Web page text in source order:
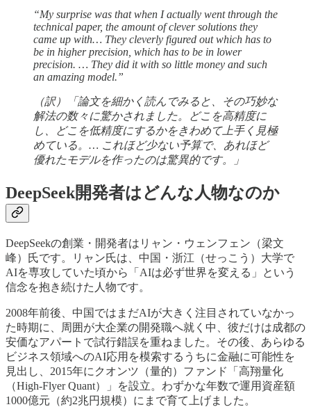
“My surprise was that when I actually went through the
technical paper, the amount of clever solutions they
came up with… They cleverly figured out which has to
be in higher precision, which has to be in lower
precision. … They did it with so little money and such
an amazing model.”
（訳）「論文を細かく読んでみると、その巧妙な
解法の数々に驚かされました。どこを高精度に
し、どこを低精度にするかをきわめて上手く見極
めている。… これほど少ない予算で、あれほど
優れたモデルを作ったのは驚異的です。」
DeepSeek開発者はどんな人物なのか
DeepSeekの創業・開発者はリャン・ウェンフェン（梁文
峰）氏です。リャン氏は、中国・浙江（せっこう）大学で
AIを専攻していた頃から「AIは必ず世界を変える」という
信念を抱き続けた人物です。
2008年前後、中国ではまだAIが大きく注目されていなかっ
た時期に、周囲が大企業の開発職へ就く中、彼だけは成都の
安価なアパートで試行錯誤を重ねました。その後、あらゆる
ビジネス領域へのAI応用を模索するうちに金融に可能性を
見出し、2015年にクオンツ（量的）ファンド「高翔量化
（High-Flyer Quant）」を設立。わずかな年数で運用資産額
1000億元（約2兆円規模）にまで育て上げました。